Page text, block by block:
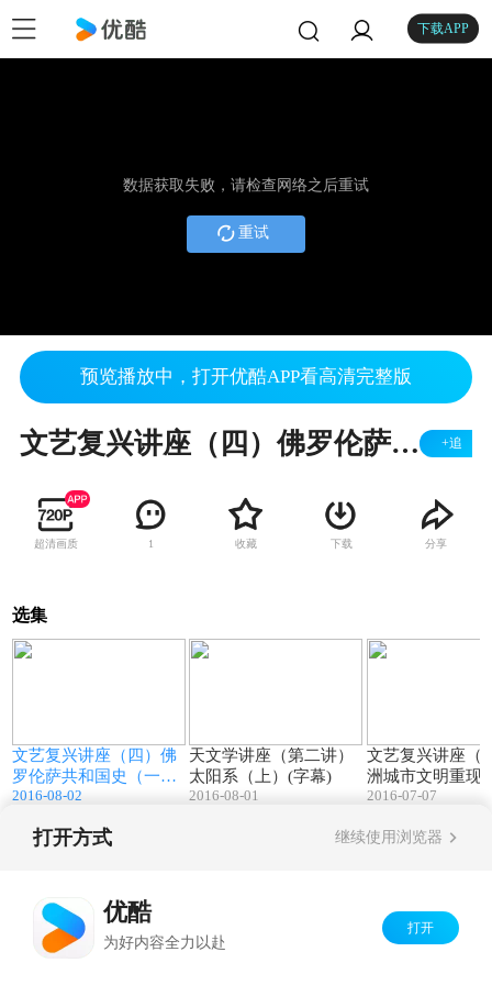
下载APP
数据获取失败，请检查网络之后重试
重试
预览播放中，打开优酷APP看高清完整版
文艺复兴讲座（四）佛罗伦萨共和国史（一）共和国的创建 +追
超清画质 1 收藏 下载 分享
选集
文艺复兴讲座（四）佛
罗伦萨共和国史（一）
共和国的创建
2016-08-02
天文学讲座（第二讲）
太阳系（上）(字幕)
2016-08-01
文艺复兴讲座（
洲城市文明重现
2016-07-07
打开方式 继续使用浏览器
优酷
为好内容全力以赴
打开